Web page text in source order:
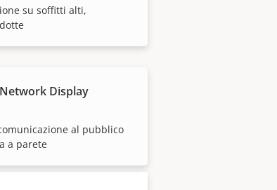
su soffitti alti,
Network Display
al pubblico
a parete
partner di